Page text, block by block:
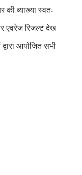
व्याख्या स्वतः
एवरेज रिजल्ट देख
आयोजित सभी